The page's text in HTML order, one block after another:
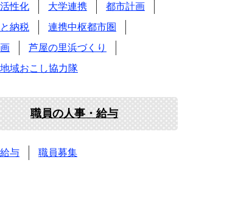
性化
大学連携
都市計画
納税
連携中枢都市圏
芦屋の里浜づくり
域おこし協力隊
職員の人事・給与
与 職員募集